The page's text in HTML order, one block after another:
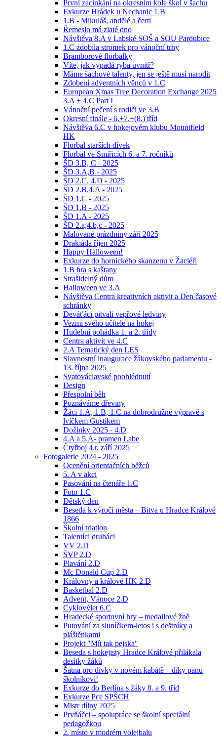
První zacinkání na okresním kole škol v šachu
Exkurze Hrádek u Nechanic 1.B
1.B - Mikuláš, andělé a čerti
Řemeslo má zlaté dno
Návštěva 8.A v Labské SOŠ a SOU Pardubice
1.C zdobila stromek pro vánoční trhy
Bramborové florbalky
Víte, jak vypadá ryba uvnitř?
Máme šachové talenty, jen se ještě musí narodit
Zdobení adventních věnců v 1.C
European Xmas Tree Decoration Exchange 2025
3.A + 4.C Part I
Vánoční pečení s rodiči ve 3.B
Okresní finále - 6.+7.+(8.) tříd
Návštěva 6.C v hokejovém klubu Mountfield
HK
Florbal starších dívek
Florbal ve Smiřicích 6. a 7. ročníků
ŠD 3.B, C - 2025
ŠD 3.A,B - 2025
ŠD 2.C, 4.D - 2025
ŠD 2.B,4.A - 2025
ŠD 1.C - 2025
ŠD 1.B - 2025
ŠD 1.A - 2025
ŠD 2.a,4.b,c - 2025
Malované prázdniny září 2025
Drakiáda říjen 2025
Happy Halloween!
Exkurze do hornického skanzenu v Žacléři
1.B hra s kaštany
Strašidelný dům
Halloween ve 3.A
Návštěva Centra kreativních aktivit a Den časové
schránky
Deváťáci pitvali vepřové ledviny
Vezmi svého učitele na hokej
Hudební pohádka 1. a 2. třídy
Centra aktivit ve 4.C
2.A Tematický den LES
Slavnostní inaugurace žákovského parlamentu -
13. října 2025
Svatováclavské poohlédnutí
Design
Přespolní běh
Poznáváme dřeviny
Žáci 1.A, 1.B, 1.C na dobrodružné výpravě s
lvíčkem Gustíkem
Dožínky 2025 - 4.D
4.A a 5.A- pramen Labe
Čtyřboj 4.r. září 2025
Fotogalerie 2024 - 2025
Ocenění orientačních běžců
5. A v akci
Pasování na čtenáře 1.C
Foto 1.C
Dětský den
Beseda k výročí města – Bitva u Hradce Králové
1866
Školní triatlon
Talentíci druháci
VV 2.D
ŠVP 2.D
Plavání 2.D
Mc Donald Cup 2.D
Královny a králové HK 2.D
Basketbal 2.D
Advent, Vánoce 2.D
Cyklovýlet 6.C
Hradecké sportovní hry – medailové žně
Putování za sluníčkem-letos i s deštníky a
pláštěnkami
Projekt "Mít tak pejska"
Beseda s hokejisty Hradce Králové přilákala
desítky žáků
Šatna pro dívky v novém kabátě – díky panu
školníkovi!
Exkurze do Berlína s žáky 8. a 9. tříd
Exkurze Pce SPŠCH
Mistr dílny 2025
Prvňáčci – spolupráce se školní speciální
pedagožkou
2. místo v modrém volejbalu